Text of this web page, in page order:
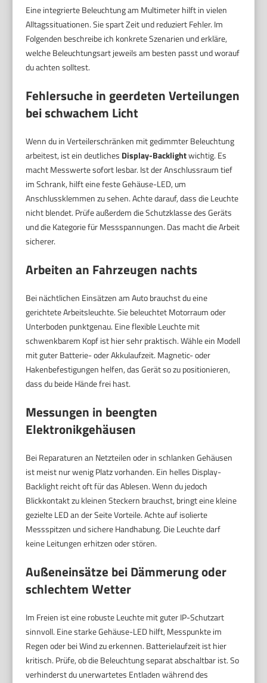
Eine integrierte Beleuchtung am Multimeter hilft in vielen
Alltagssituationen. Sie spart Zeit und reduziert Fehler. Im
Folgenden beschreibe ich konkrete Szenarien und erkläre,
welche Beleuchtungsart jeweils am besten passt und worauf
du achten solltest.
Fehlersuche in geerdeten Verteilungen
bei schwachem Licht
Wenn du in Verteilerschränken mit gedimmter Beleuchtung
arbeitest, ist ein deutliches Display-Backlightwichtig. Es
macht Messwerte sofort lesbar. Ist der Anschlussraum tief
im Schrank, hilft eine feste Gehäuse-LED, um
Anschlussklemmen zu sehen. Achte darauf, dass die Leuchte
nicht blendet. Prüfe außerdem die Schutzklasse des Geräts
und die Kategorie für Messspannungen. Das macht die Arbeit
sicherer.
Arbeiten an Fahrzeugen nachts
Bei nächtlichen Einsätzen am Auto brauchst du eine
gerichtete Arbeitsleuchte. Sie beleuchtet Motorraum oder
Unterboden punktgenau. Eine flexible Leuchte mit
schwenkbarem Kopf ist hier sehr praktisch. Wähle ein Modell
mit guter Batterie- oder Akkulaufzeit. Magnetic- oder
Hakenbefestigungen helfen, das Gerät so zu positionieren,
dass du beide Hände frei hast.
Messungen in beengten
Elektronikgehäusen
Bei Reparaturen an Netzteilen oder in schlanken Gehäusen
ist meist nur wenig Platz vorhanden. Ein helles Display-
Backlight reicht oft für das Ablesen. Wenn du jedoch
Blickkontakt zu kleinen Steckern brauchst, bringt eine kleine
gezielte LED an der Seite Vorteile. Achte auf isolierte
Messspitzen und sichere Handhabung. Die Leuchte darf
keine Leitungen erhitzen oder stören.
Außeneinsätze bei Dämmerung oder
schlechtem Wetter
Im Freien ist eine robuste Leuchte mit guter IP-Schutzart
sinnvoll. Eine starke Gehäuse-LED hilft, Messpunkte im
Regen oder bei Wind zu erkennen. Batterielaufzeit ist hier
kritisch. Prüfe, ob die Beleuchtung separat abschaltbar ist. So
verhinderst du unerwartetes Entladen während des